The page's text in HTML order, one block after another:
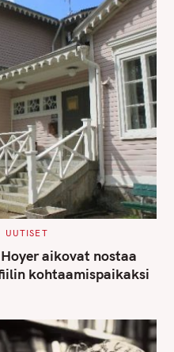
UUTISET
aikovat nostaa
kohtaamispaikaksi